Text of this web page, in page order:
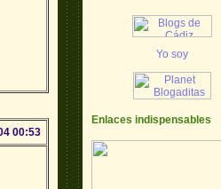
00:53
Enlaces indispensables